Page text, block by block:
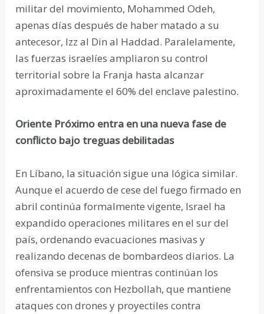
militar del movimiento, Mohammed Odeh,
apenas días después de haber matado a su
antecesor, Izz al Din al Haddad. Paralelamente,
las fuerzas israelíes ampliaron su control
territorial sobre la Franja hasta alcanzar
aproximadamente el 60% del enclave palestino.
Oriente Próximo entra en una nueva fase de
conflicto bajo treguas debilitadas
En Líbano, la situación sigue una lógica similar.
Aunque el acuerdo de cese del fuego firmado en
abril continúa formalmente vigente, Israel ha
expandido operaciones militares en el sur del
país, ordenando evacuaciones masivas y
realizando decenas de bombardeos diarios. La
ofensiva se produce mientras continúan los
enfrentamientos con Hezbollah, que mantiene
ataques con drones y proyectiles contra